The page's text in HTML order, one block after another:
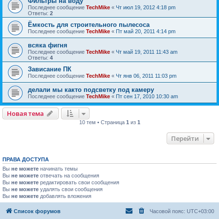
Последнее сообщение TechMike « Чт июл 19, 2012 4:18 pm
Ответы: 2
Ёмкость для строительного пылесоса
Последнее сообщение TechMike « Пт май 20, 2011 4:14 pm
всяка фигня
Последнее сообщение TechMike « Чт май 19, 2011 11:43 am
Ответы: 4
Зависание ПК
Последнее сообщение TechMike « Чт янв 06, 2011 11:03 pm
делали мы както подсветку под камеру
Последнее сообщение TechMike « Пт сен 17, 2010 10:30 am
Новая тема
10 тем • Страница 1 из 1
Перейти
ПРАВА ДОСТУПА
Вы не можете начинать темы
Вы не можете отвечать на сообщения
Вы не можете редактировать свои сообщения
Вы не можете удалять свои сообщения
Вы не можете добавлять вложения
Список форумов Часовой пояс: UTC+03:00